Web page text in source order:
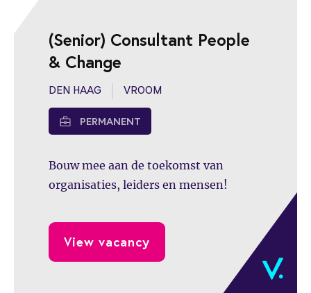
(Senior) Consultant People
& Change
DEN HAAG VROOM
PERMANENT
Bouw mee aan de toekomst van
organisaties, leiders en mensen!
View vacancy